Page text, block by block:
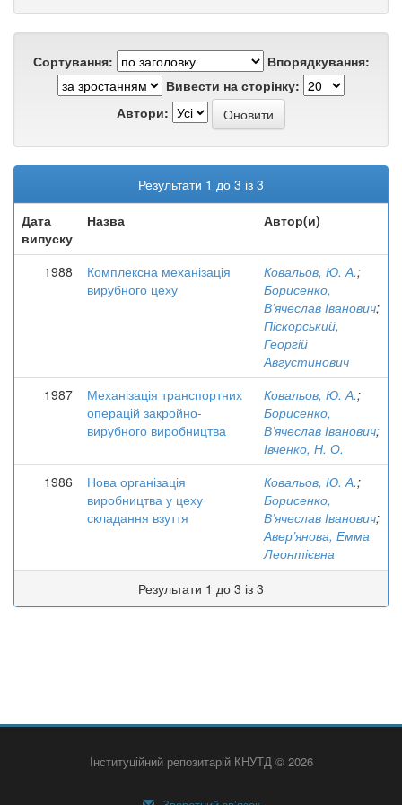
Сортування:
Впорядкування:
Вивести на сторінку:
Автори:
Результати 1 до 3 із 3
Дата
випуску
Назва Автор(и)
1988
Комплексна механізація
вирубного цеху
Ковальов, Ю. А.;
Борисенко,
В’ячеслав Іванович;
Піскорський,
Георгій
Августинович
1987
Механізація транспортних
операцій закройно-
вирубного виробництва
Ковальов, Ю. А.;
Борисенко,
В’ячеслав Іванович;
Івченко, Н. О.
1986
Нова організація
виробництва у цеху
складання взуття
Ковальов, Ю. А.;
Борисенко,
В’ячеслав Іванович;
Авер’янова, Емма
Леонтієвна
Результати 1 до 3 із 3
Інституційний репозитарій КНУТД © 2026